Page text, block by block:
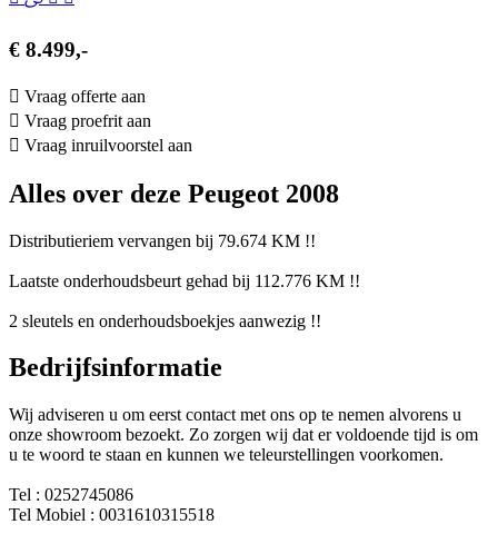
€ 8.499,-
Vraag offerte aan
Vraag proefrit aan
Vraag inruilvoorstel aan
Alles over deze Peugeot 2008
Distributieriem vervangen bij 79.674 KM !!
Laatste onderhoudsbeurt gehad bij 112.776 KM !!
2 sleutels en onderhoudsboekjes aanwezig !!
Bedrijfsinformatie
Wij adviseren u om eerst contact met ons op te nemen alvorens u
onze showroom bezoekt. Zo zorgen wij dat er voldoende tijd is om
u te woord te staan en kunnen we teleurstellingen voorkomen.
Tel : 0252745086
Tel Mobiel : 0031610315518